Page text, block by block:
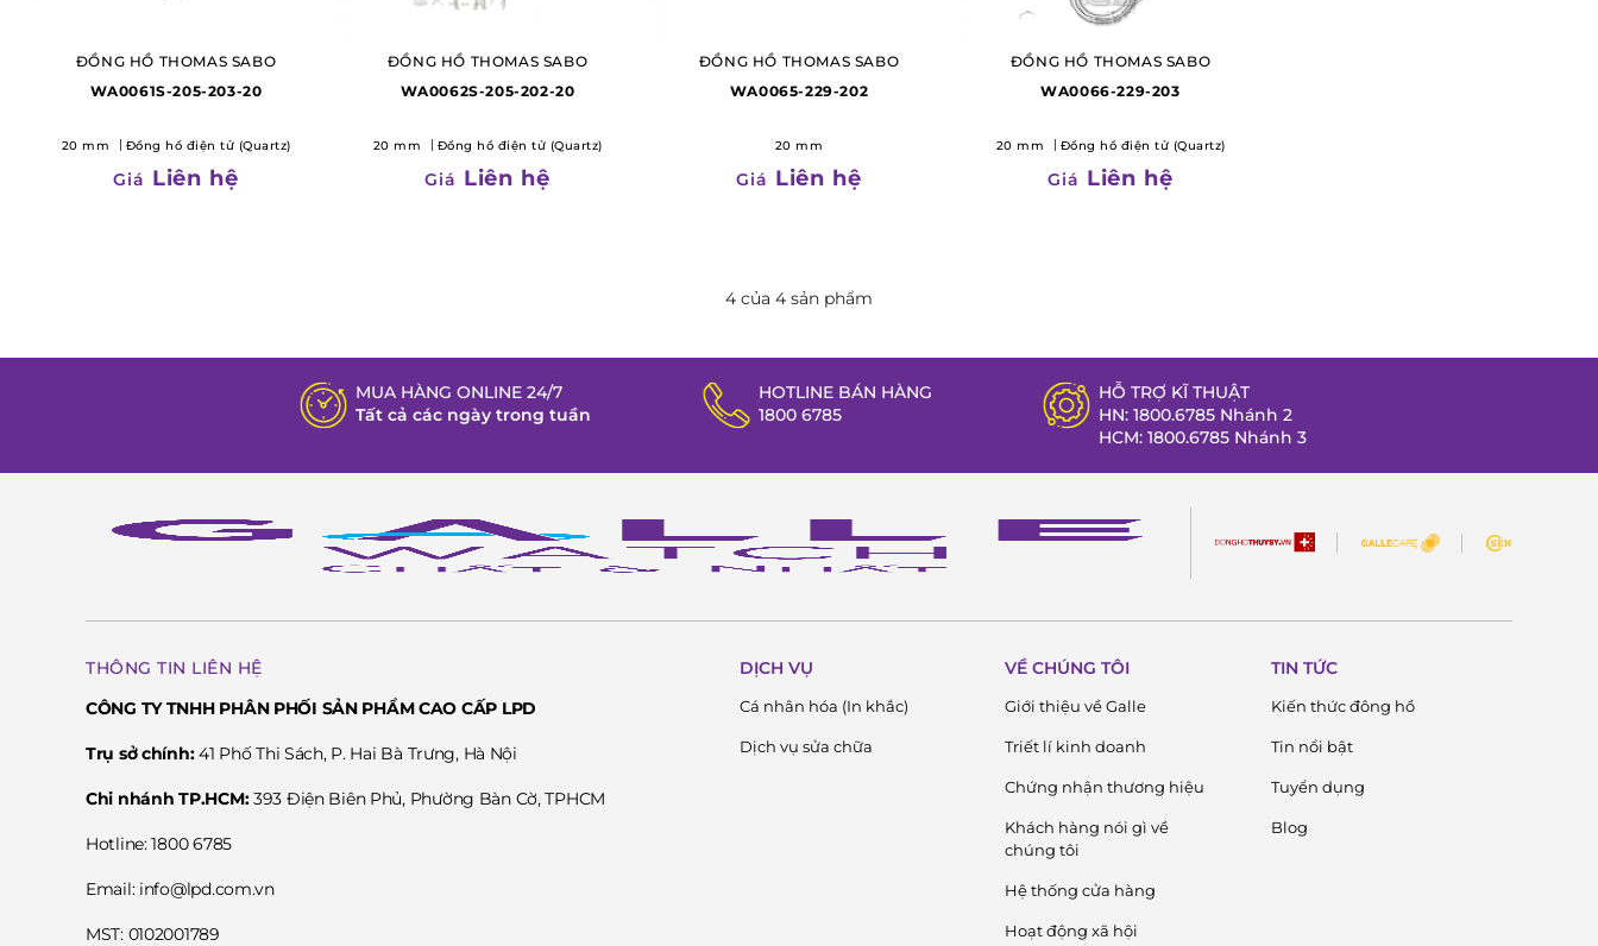
ĐỒNG HỒ THOMAS SABO
WA0061S-205-203-20
20 mm Đồng hồ điện tử (Quartz)
Giá Liên hệ
ĐỒNG HỒ THOMAS SABO
WA0062S-205-202-20
20 mm Đồng hồ điện tử (Quartz)
Giá Liên hệ
ĐỒNG HỒ THOMAS SABO
WA0065-229-202
20 mm
Giá Liên hệ
ĐỒNG HỒ THOMAS SABO
WA0066-229-203
20 mm Đồng hồ điện tử (Quartz)
Giá Liên hệ
4 của 4 sản phẩm
MUA HÀNG ONLINE 24/7
Tất cả các ngày trong tuần
HOTLINE BÁN HÀNG
1800 6785
HỖ TRỢ KĨ THUẬT
HN: 1800.6785 Nhánh 2
HCM: 1800.6785 Nhánh 3
THÔNG TIN LIÊN HỆ
CÔNG TY TNHH PHÂN PHỐI SẢN PHẨM CAO CẤP LPD
Trụ sở chính:41 Phố Thi Sách, P. Hai Bà Trưng, Hà Nội
Chi nhánh TP.HCM:393 Điện Biên Phủ, Phường Bàn Cờ, TPHCM
Hotline: 1800 6785
Email: info@lpd.com.vn
MST: 0102001789
DỊCH VỤ
Cá nhân hóa (In khắc)
Dịch vụ sửa chữa
VỀ CHÚNG TÔI
Giới thiệu về Galle
Triết lí kinh doanh
Chứng nhận thương hiệu
Khách hàng nói gì về
chúng tôi
Hệ thống cửa hàng
Hoạt động xã hội
TIN TỨC
Kiến thức đông hồ
Tin nổi bật
Tuyển dụng
Blog